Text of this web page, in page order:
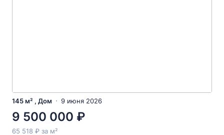
145 м² , Дом 9 июня 2026
9 500 000 ₽
65 518 ₽ за м²